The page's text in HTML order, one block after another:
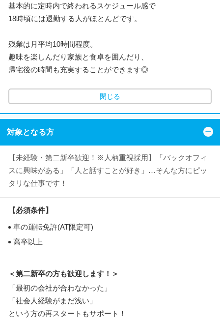
基本的に定時内で終われるスケジュール感で
18時頃には退勤する人がほとんどです。
残業は月平均10時間程度。
趣味を楽しんだり家族と食卓を囲んだり、
帰宅後の時間も充実することができます◎
閉じる
対象となる方
【未経験・第二新卒歓迎！※人柄重視採用】「バックオフィ
スに興味がある」「人と話すことが好き」…そんな方にピッ
タリな仕事です！
【必須条件】
車の運転免許(AT限定可)
高卒以上
＜第二新卒の方も歓迎します！＞
「最初の会社が合わなかった」
「社会人経験がまだ浅い」
という方の再スタートもサポート！